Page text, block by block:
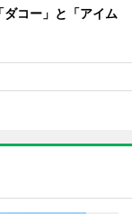
コー」と「アイム